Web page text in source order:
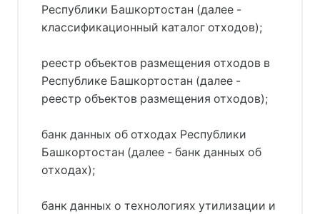
Республики Башкортостан (далее -
классификационный каталог отходов);
реестр объектов размещения отходов в
Республике Башкортостан (далее -
реестр объектов размещения отходов);
банк данных об отходах Республики
Башкортостан (далее - банк данных об
отходах);
банк данных о технологиях утилизации и